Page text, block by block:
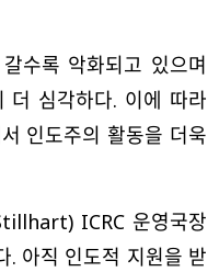
수록 악화되고 있으며
더 심각하다. 이에 따라
인도주의 활동을 더욱
ICRC 운영국장
. 아직 인도적 지원을 받